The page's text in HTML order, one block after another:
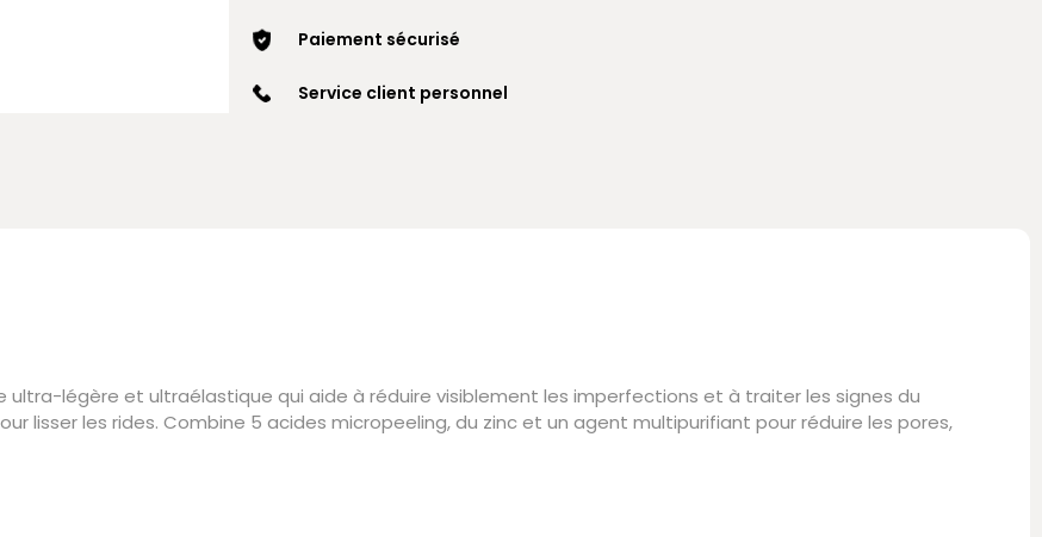
Paiement sécurisé
Service client personnel
légère et ultraélastique qui aide à réduire visiblement les imperfections et à traiter les signes du
lisser les rides. Combine 5 acides micropeeling, du zinc et un agent multipurifiant pour réduire les pores,